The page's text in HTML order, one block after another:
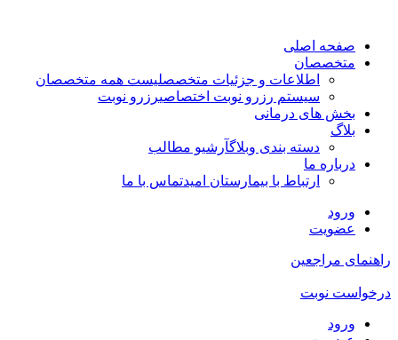
صفحه اصلی
متخصصان
اطلاعات و جزئیات متخصصلیست همه متخصصان
سیستم رزرو نوبت اختصاصیرزرو نوبت
بخش های درمانی
بلاگ
دسته بندی وبلاگآرشیو مطالب
درباره ما
ارتباط با بیمارستان امیدتماس با ما
ورود
عضویت
راهنمای مراجعین
درخواست نوبت
ورود